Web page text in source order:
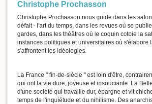
Christophe Prochasson
Christophe Prochasson nous guide dans les
défait - l'art du temps, dans les revues où se
gardes, dans les théâtres où le coquin cotoie la
instances politiques et universitaires où s'élabore
s'affrontent les idéologies.
La France " fin-de-siècle " est loin d'être,
qui ont la vie dure, joyeuse et insouciante. La
d'une société qui travaille dur, épargne et vit
temps de l'inquiétude et du nihilisme. Des